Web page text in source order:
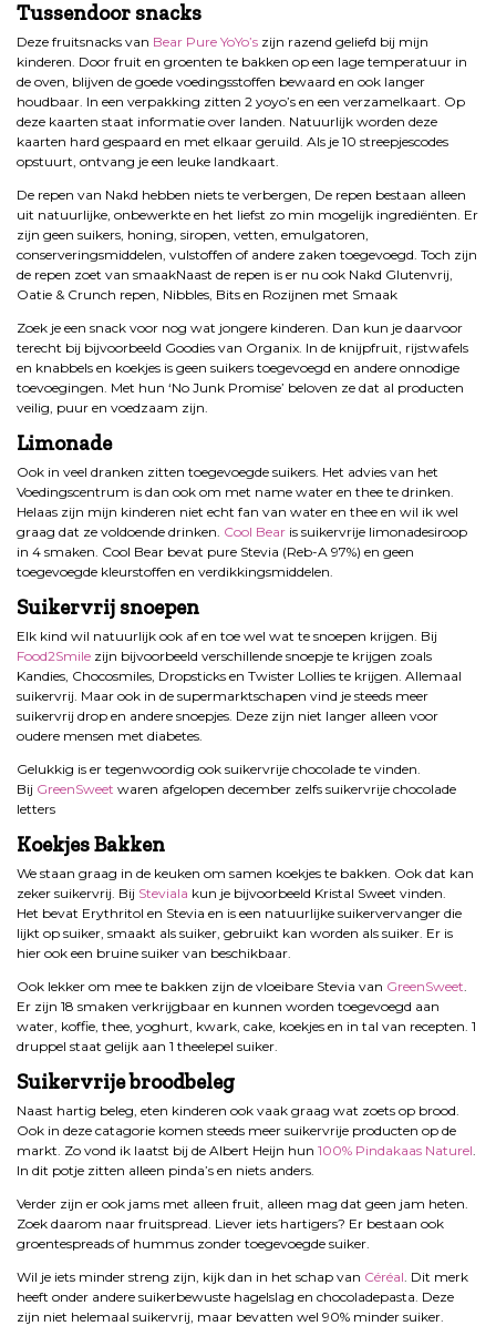
Tussendoor snacks
Deze fruitsnacks van Bear Pure YoYo’s zijn razend geliefd bij mijn
kinderen. Door fruit en groenten te bakken op een lage temperatuur in
de oven, blijven de goede voedingsstoffen bewaard en ook langer
houdbaar. In een verpakking zitten 2 yoyo’s en een verzamelkaart. Op
deze kaarten staat informatie over landen. Natuurlijk worden deze
kaarten hard gespaard en met elkaar geruild. Als je 10 streepjescodes
opstuurt, ontvang je een leuke landkaart.
De repen van Nakd hebben niets te verbergen, De repen bestaan alleen
uit natuurlijke, onbewerkte en het liefst zo min mogelijk ingrediënten. Er
zijn geen suikers, honing, siropen, vetten, emulgatoren,
conserveringsmiddelen, vulstoffen of andere zaken toegevoegd. Toch zijn
de repen zoet van smaakNaast de repen is er nu ook Nakd Glutenvrij,
Oatie & Crunch repen, Nibbles, Bits en Rozijnen met Smaak
Zoek je een snack voor nog wat jongere kinderen. Dan kun je daarvoor
terecht bij bijvoorbeeld Goodies van Organix. In de knijpfruit, rijstwafels
en knabbels en koekjes is geen suikers toegevoegd en andere onnodige
toevoegingen. Met hun ‘No Junk Promise’ beloven ze dat al producten
veilig, puur en voedzaam zijn.
Limonade
Ook in veel dranken zitten toegevoegde suikers. Het advies van het
Voedingscentrum is dan ook om met name water en thee te drinken.
Helaas zijn mijn kinderen niet echt fan van water en thee en wil ik wel
graag dat ze voldoende drinken. Cool Bear is suikervrije limonadesiroop
in 4 smaken. Cool Bear bevat pure Stevia (Reb-A 97%) en geen
toegevoegde kleurstoffen en verdikkingsmiddelen.
Suikervrij snoepen
Elk kind wil natuurlijk ook af en toe wel wat te snoepen krijgen. Bij
Food2Smile zijn bijvoorbeeld verschillende snoepje te krijgen zoals
Kandies, Chocosmiles, Dropsticks en Twister Lollies te krijgen. Allemaal
suikervrij. Maar ook in de supermarktschapen vind je steeds meer
suikervrij drop en andere snoepjes. Deze zijn niet langer alleen voor
oudere mensen met diabetes.
Gelukkig is er tegenwoordig ook suikervrije chocolade te vinden.
Bij GreenSweet waren afgelopen december zelfs suikervrije chocolade
letters
Koekjes Bakken
We staan graag in de keuken om samen koekjes te bakken. Ook dat kan
zeker suikervrij. Bij Steviala kun je bijvoorbeeld Kristal Sweet vinden.
Het bevat Erythritol en Stevia en is een natuurlijke suikervervanger die
lijkt op suiker, smaakt als suiker, gebruikt kan worden als suiker. Er is
hier ook een bruine suiker van beschikbaar.
Ook lekker om mee te bakken zijn de vloeibare Stevia van GreenSweet
Er zijn 18 smaken verkrijgbaar en kunnen worden toegevoegd aan
water, koffie, thee, yoghurt, kwark, cake, koekjes en in tal van recepten. 1
druppel staat gelijk aan 1 theelepel suiker.
Suikervrije broodbeleg
Naast hartig beleg, eten kinderen ook vaak graag wat zoets op brood.
Ook in deze catagorie komen steeds meer suikervrije producten op de
markt. Zo vond ik laatst bij de Albert Heijn hun 100% Pindakaas Naturel
In dit potje zitten alleen pinda’s en niets anders.
Verder zijn er ook jams met alleen fruit, alleen mag dat geen jam heten.
Zoek daarom naar fruitspread. Liever iets hartigers? Er bestaan ook
groentespreads of hummus zonder toegevoegde suiker.
Wil je iets minder streng zijn, kijk dan in het schap van Céréal . Dit merk
heeft onder andere suikerbewuste hagelslag en chocoladepasta. Deze
zijn niet helemaal suikervrij, maar bevatten wel 90% minder suiker.